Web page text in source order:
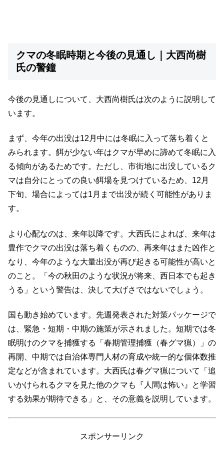
クマの冬眠時期と今後の見通し｜大西尚樹
氏の警鐘
今後の見通しについて、大西尚樹氏は次のように説明して
います。
まず、今年の出没は12月中には冬眠に入って落ち着くと
みられます。餌が少ない年はクマが早めに諦めて冬眠に入
る傾向があるためです。ただし、市街地に出没しているク
マは自分にとっての良い餌場を見つけているため、12月
下旬、場合によっては1月まで出没が続く可能性がありま
す。
より心配なのは、来年以降です。大西氏によれば、来年は
豊作でクマの出没は落ち着くものの、再来年はまた凶作と
なり、今年のような大量出没が再び起きる可能性が高いと
のこと。「今の秋田のような状況が将来、西日本でも起き
うる」という警告は、決して大げさではないでしょう。
国も動き始めています。先週発表された対策パッケージで
は、緊急・短期・中期の施策が示されました。短期では冬
眠明けのクマを捕獲する「春期管理捕獲（春グマ猟）」の
再開、中期では自治体専門人材の育成や統一的な個体数推
定などが含まれています。大西氏は春グマ猟について「追
いかけられるクマを見た他のクマも『人間は怖い』と学習
する効果が期待できる」と、その意義を説明しています。
スポンサーリンク